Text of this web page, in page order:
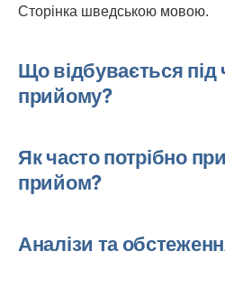
Сторінка шведською мовою.
Що відбувається під
прийому?
Як часто потрібно
прийом?
Аналізи та